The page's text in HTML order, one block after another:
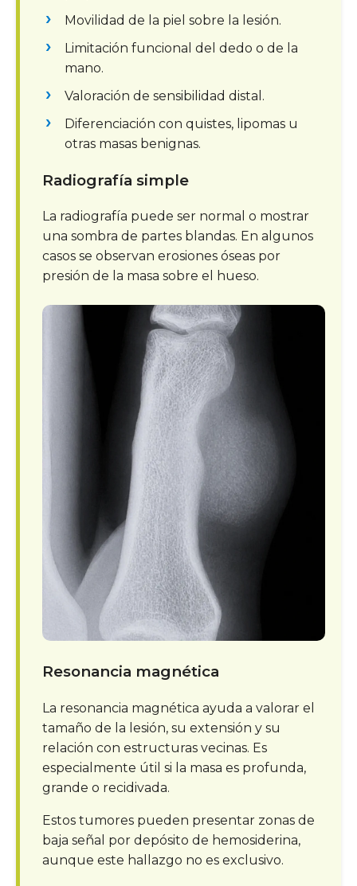
Movilidad de la piel sobre la lesión.
Limitación funcional del dedo o de la
mano.
Valoración de sensibilidad distal.
Diferenciación con quistes, lipomas u
otras masas benignas.
Radiografía simple
La radiografía puede ser normal o mostrar
una sombra de partes blandas. En algunos
casos se observan erosiones óseas por
presión de la masa sobre el hueso.
Resonancia magnética
La resonancia magnética ayuda a valorar el
tamaño de la lesión, su extensión y su
relación con estructuras vecinas. Es
especialmente útil si la masa es profunda,
grande o recidivada.
Estos tumores pueden presentar zonas de
baja señal por depósito de hemosiderina,
aunque este hallazgo no es exclusivo.